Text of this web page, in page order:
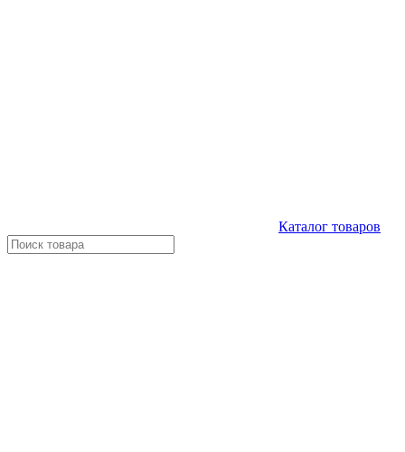
Каталог товаров